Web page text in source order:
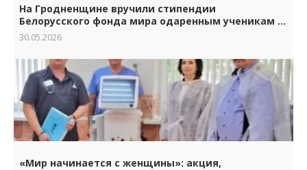
На Гродненщине вручили стипендии
Белорусского фонда мира одаренным ученикам и
студентам.
30.05.2026
«Мир начинается с женщины»: акция,